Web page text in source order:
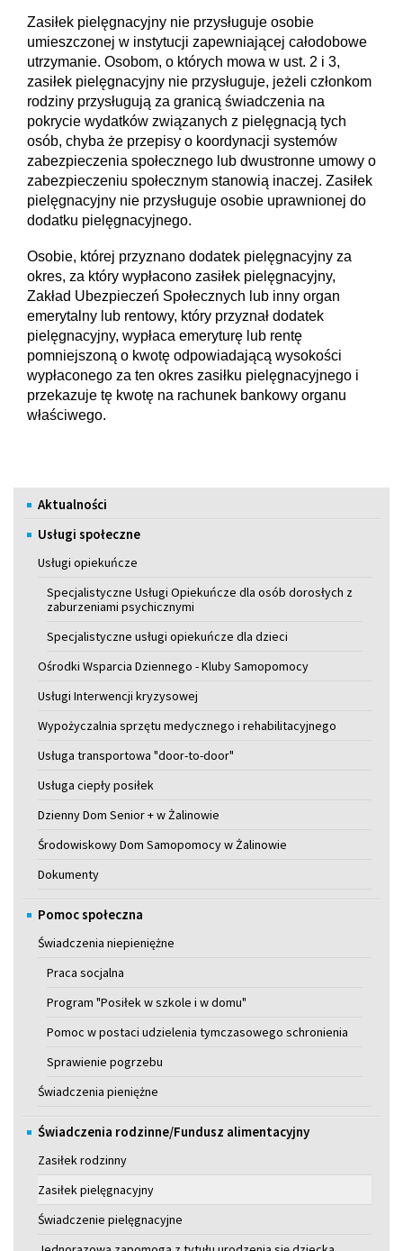
Zasiłek pielęgnacyjny nie przysługuje osobie
umieszczonej w instytucji zapewniającej całodobowe
utrzymanie. Osobom, o których mowa w ust. 2 i 3,
zasiłek pielęgnacyjny nie przysługuje, jeżeli członkom
rodziny przysługują za granicą świadczenia na
pokrycie wydatków związanych z pielęgnacją tych
osób, chyba że przepisy o koordynacji systemów
zabezpieczenia społecznego lub dwustronne umowy o
zabezpieczeniu społecznym stanowią inaczej. Zasiłek
pielęgnacyjny nie przysługuje osobie uprawnionej do
dodatku pielęgnacyjnego.
Osobie, której przyznano dodatek pielęgnacyjny za
okres, za który wypłacono zasiłek pielęgnacyjny,
Zakład Ubezpieczeń Społecznych lub inny organ
emerytalny lub rentowy, który przyznał dodatek
pielęgnacyjny, wypłaca emeryturę lub rentę
pomniejszoną o kwotę odpowiadającą wysokości
wypłaconego za ten okres zasiłku pielęgnacyjnego i
przekazuje tę kwotę na rachunek bankowy organu
właściwego.
Menu
Aktualności
Usługi społeczne
Usługi opiekuńcze
Specjalistyczne Usługi Opiekuńcze dla osób dorosłych z
zaburzeniami psychicznymi
Specjalistyczne usługi opiekuńcze dla dzieci
Ośrodki Wsparcia Dziennego - Kluby Samopomocy
Usługi Interwencji kryzysowej
Wypożyczalnia sprzętu medycznego i rehabilitacyjnego
Usługa transportowa "door-to-door"
Usługa ciepły posiłek
Dzienny Dom Senior + w Żalinowie
Środowiskowy Dom Samopomocy w Żalinowie
Dokumenty
Pomoc społeczna
Świadczenia niepieniężne
Praca socjalna
Program "Posiłek w szkole i w domu"
Pomoc w postaci udzielenia tymczasowego schronienia
Sprawienie pogrzebu
Świadczenia pieniężne
Świadczenia rodzinne/Fundusz alimentacyjny
Zasiłek rodzinny
Zasiłek pielęgnacyjny
Świadczenie pielęgnacyjne